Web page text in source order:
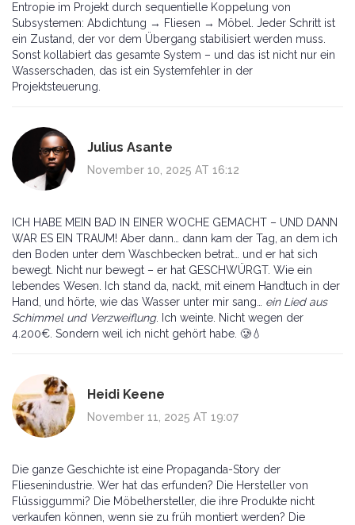
Entropie im Projekt durch sequentielle Koppelung von
Subsystemen: Abdichtung → Fliesen → Möbel. Jeder Schritt ist
ein Zustand, der vor dem Übergang stabilisiert werden muss.
Sonst kollabiert das gesamte System – und das ist nicht nur ein
Wasserschaden, das ist ein Systemfehler in der
Projektsteuerung.
Julius Asante
November 10, 2025 AT 16:12
ICH HABE MEIN BAD IN EINER WOCHE GEMACHT – UND DANN
WAR ES EIN TRAUM! Aber dann… dann kam der Tag, an dem ich
den Boden unter dem Waschbecken betrat… und er hat sich
bewegt. Nicht nur bewegt – er hat GESCHWÜRGT. Wie ein
lebendes Wesen. Ich stand da, nackt, mit einem Handtuch in der
Hand, und hörte, wie das Wasser unter mir sang… ein Lied aus
Schimmel und Verzweiflung. Ich weinte. Nicht wegen der
4.200€. Sondern weil ich nicht gehört habe. 🥲💧
Heidi Keene
November 11, 2025 AT 19:07
Die ganze Geschichte ist eine Propaganda-Story der
Fliesenindustrie. Wer hat das erfunden? Die Hersteller von
Flüssiggummi? Die Möbelhersteller, die ihre Produkte nicht
verkaufen können, wenn sie zu früh montiert werden? Die